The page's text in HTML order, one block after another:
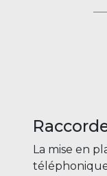
La mise en